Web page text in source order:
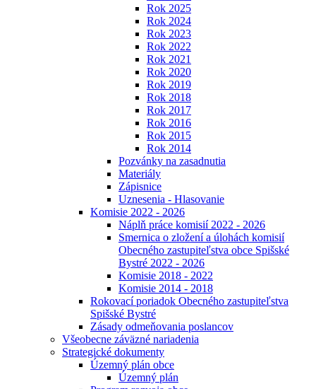
Rok 2025
Rok 2024
Rok 2023
Rok 2022
Rok 2021
Rok 2020
Rok 2019
Rok 2018
Rok 2017
Rok 2016
Rok 2015
Rok 2014
Pozvánky na zasadnutia
Materiály
Zápisnice
Uznesenia - Hlasovanie
Komisie 2022 - 2026
Náplň práce komisií 2022 - 2026
Smernica o zložení a úlohách komisií
Obecného zastupiteľstva obce Spišské
Bystré 2022 - 2026
Komisie 2018 - 2022
Komisie 2014 - 2018
Rokovací poriadok Obecného zastupiteľstva
Spišské Bystré
Zásady odmeňovania poslancov
Všeobecne záväzné nariadenia
Strategické dokumenty
Územný plán obce
Územný plán